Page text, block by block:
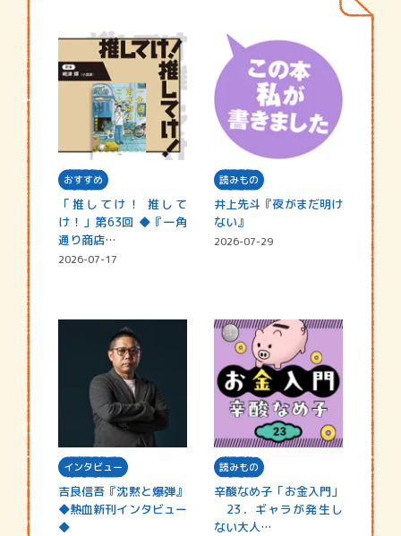
おすすめ
「推してけ！ 推して
け！」第63回 ◆『一角
通り商店…
2026-07-17
読みもの
井上先斗『夜がまだ明け
ない』
2026-07-29
インタビュー
吉良信吾『沈黙と爆弾』
◆熱血新刊インタビュー
◆
読みもの
辛酸なめ子「お金入門」
23．ギャラが発生し
ない大人…